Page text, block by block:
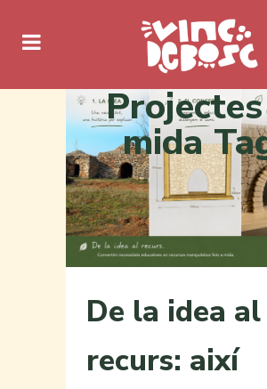
mida
De la idea al
recurs: així